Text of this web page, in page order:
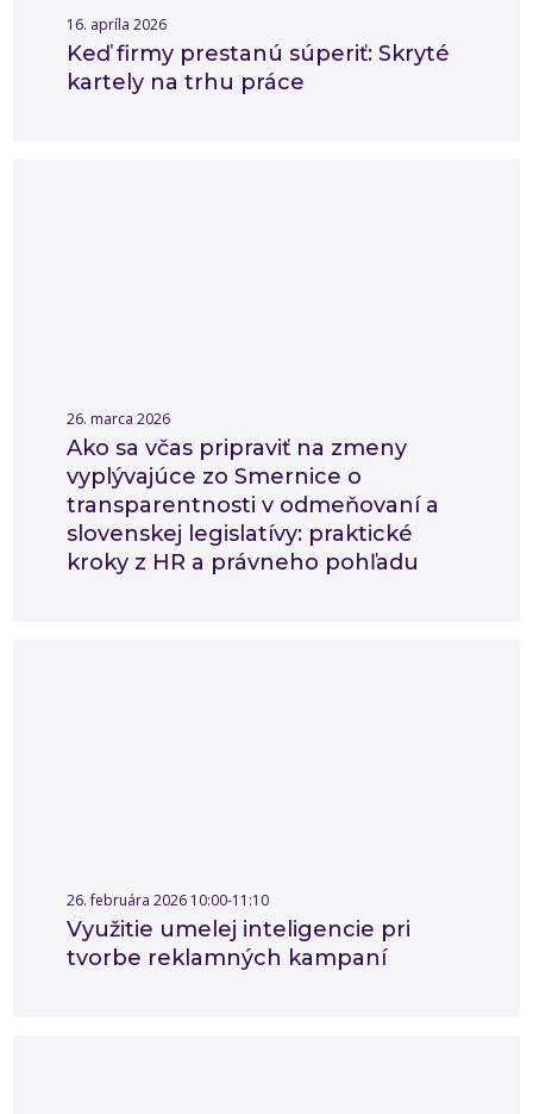
16. apríla 2026
Keď firmy prestanú súperiť: Skryté
kartely na trhu práce
26. marca 2026
Ako sa včas pripraviť na zmeny
vyplývajúce zo Smernice o
transparentnosti v odmeňovaní a
slovenskej legislatívy: praktické
kroky z HR a právneho pohľadu
26. februára 2026 10:00-11:10
Využitie umelej inteligencie pri
tvorbe reklamných kampaní